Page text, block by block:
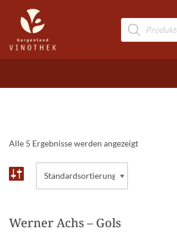
Zum
Inhalt
springen
Alle 5 Ergebnisse werden angezeigt
Werner Achs – Gols